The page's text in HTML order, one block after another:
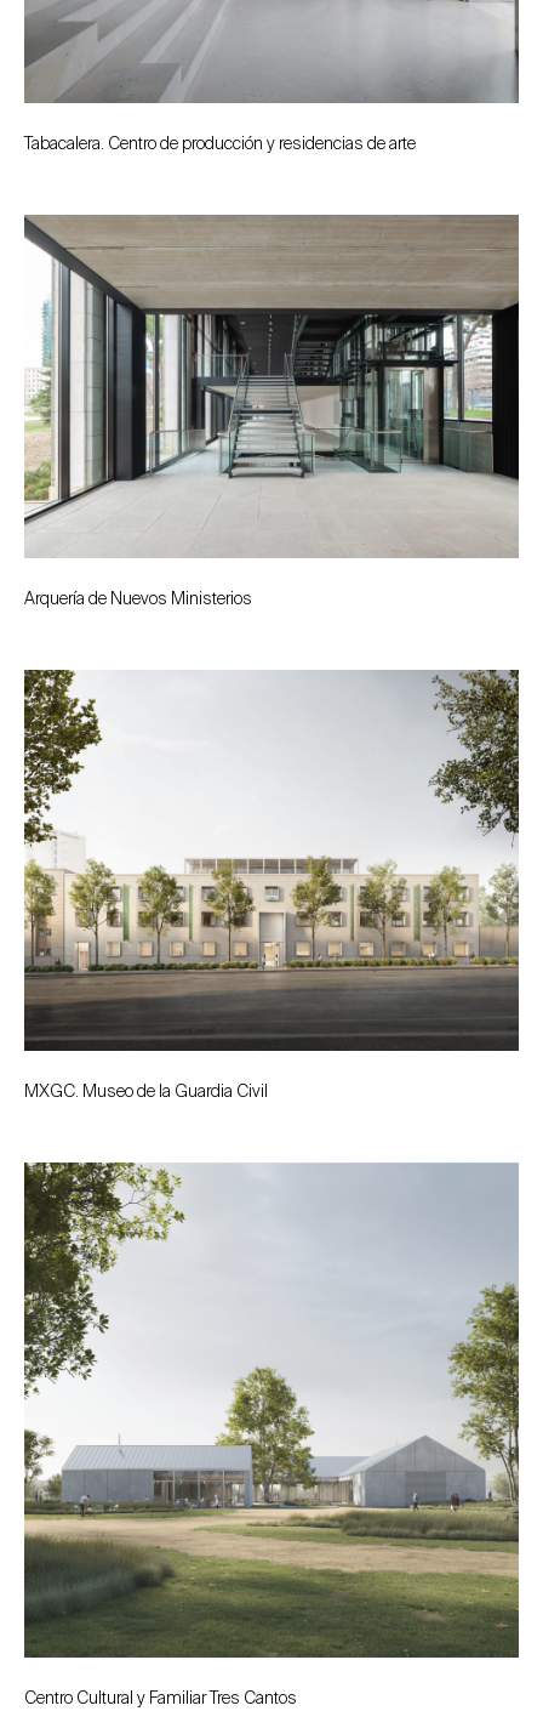
Tabacalera. Centro de producción y residencias de arte
Arquería de Nuevos Ministerios
MXGC. Museo de la Guardia Civil
Centro Cultural y Familiar Tres Cantos